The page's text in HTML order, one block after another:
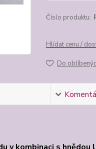
Číslo produktu:
Hlídat cenu /
Do